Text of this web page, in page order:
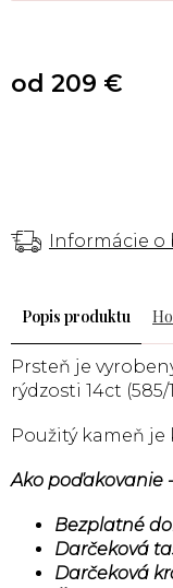
Informácie o
od 209 €
Popis
Prsteň je
rýdzosti 14ct (585/
Použitý kameň je
Ako poďakovanie
Bezplatné
Darčeková
Darčeková